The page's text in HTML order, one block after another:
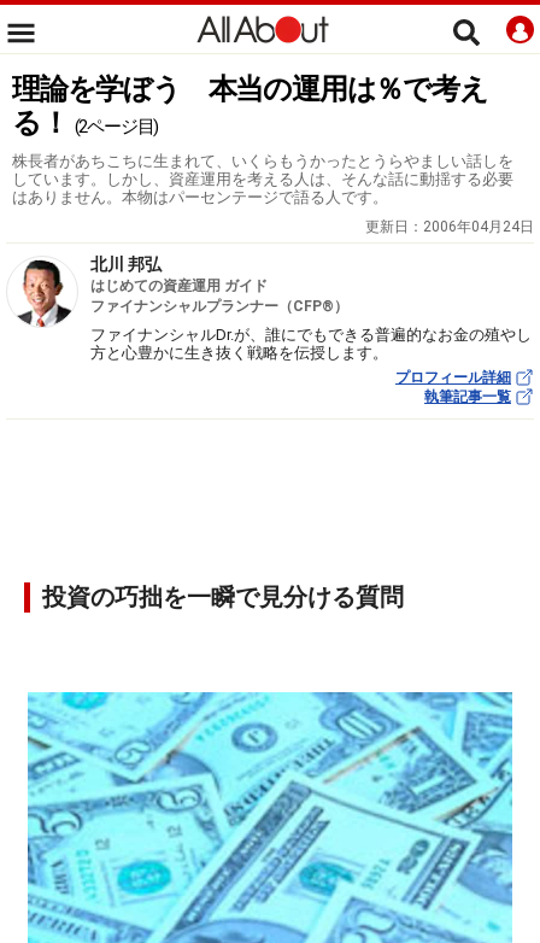
理論を学ぼう 本当の運用は％で考え
る！
(2ページ目)
株長者があちこちに生まれて、いくらもうかったとうらやましい話しを
しています。しかし、資産運用を考える人は、そんな話に動揺する必要
はありません。本物はパーセンテージで語る人です。
更新日： 2006年04月24日
北川 邦弘
はじめての資産運用 ガイド
ファイナンシャルプランナー（CFP®）
ファイナンシャルDr.が、誰にでもできる普遍的なお金の殖やし
方と心豊かに生き抜く戦略を伝授します。
プロフィール詳細
執筆記事一覧
投資の巧拙を一瞬で見分ける質問